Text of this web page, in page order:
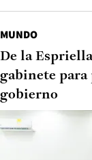
MUNDO
De la
gabinete para
gobierno